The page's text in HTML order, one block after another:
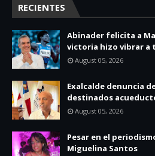
RECIENTES
Abinader felicita a
victoria hizo vibrar a
August 05, 2026
Exalcalde denuncia
destinados
August 05, 2026
Pesar en el
Miguelina Santos